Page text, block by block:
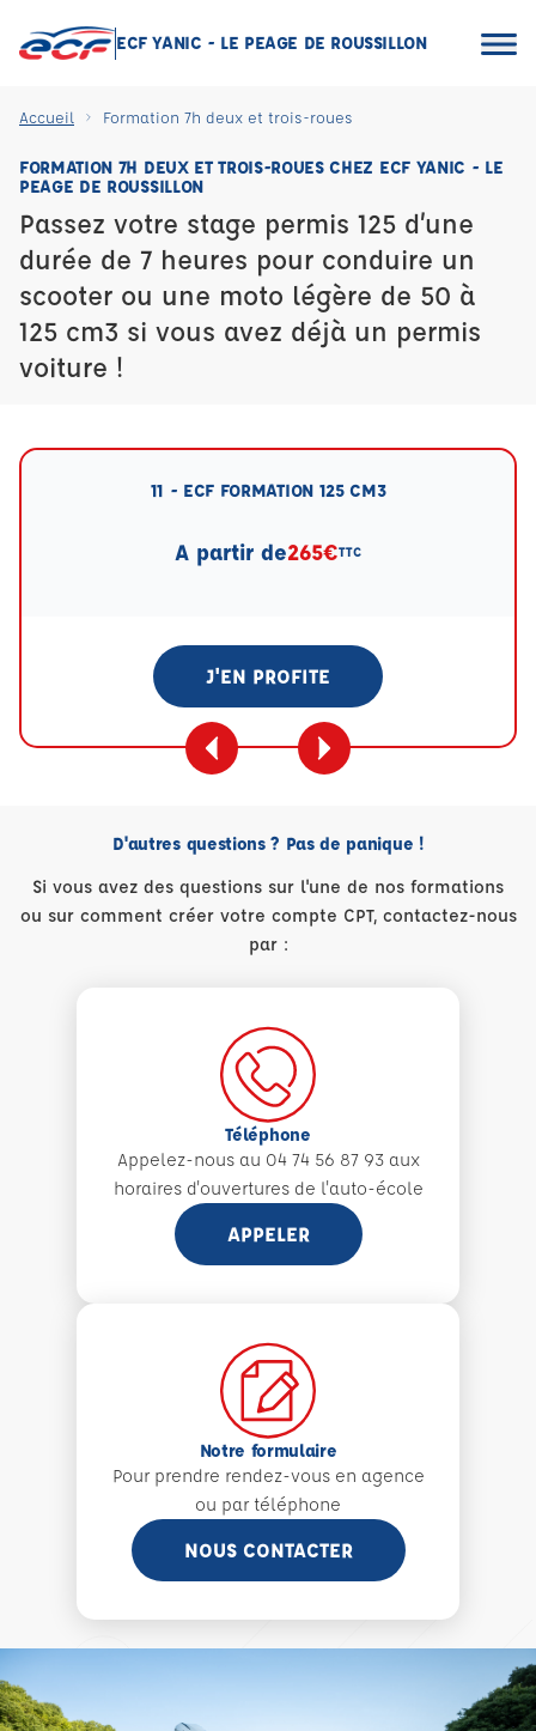
ECF YANIC - LE PEAGE DE ROUSSILLON
Accueil Formation 7h deux et trois-roues
FORMATION 7H DEUX ET TROIS-ROUES CHEZ ECF YANIC - LE
PEAGE DE ROUSSILLON
Passez votre stage permis 125 d’une
durée de 7 heures pour conduire un
scooter ou une moto légère de 50 à
125 cm3 si vous avez déjà un permis
voiture !
11 - ECF FORMATION 125 CM3
A partir de265€TTC
J'EN PROFITE
D'autres questions ? Pas de panique !
Si vous avez des questions sur l'une de nos formations
ou sur comment créer votre compte CPT, contactez-nous
par :
Téléphone
Appelez-nous au 04 74 56 87 93 aux
horaires d'ouvertures de l'auto-école
APPELER
Notre formulaire
Pour prendre rendez-vous en agence
ou par téléphone
NOUS CONTACTER